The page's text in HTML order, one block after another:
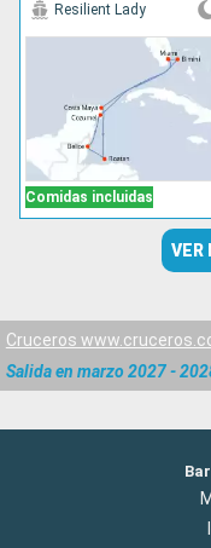
Comidas incluidas
Resilient Lady
VER
Cruceros
Salida en marzo 2027 -